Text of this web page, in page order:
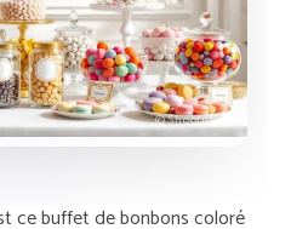
© Shootnbox
ce buffet de bonbons coloré